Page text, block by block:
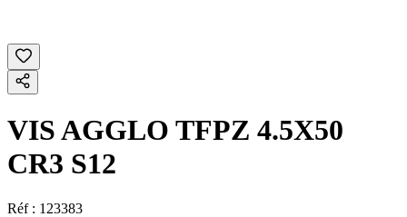
VIS AGGLO TFPZ 4.5X50
CR3 S12
Réf : 123383